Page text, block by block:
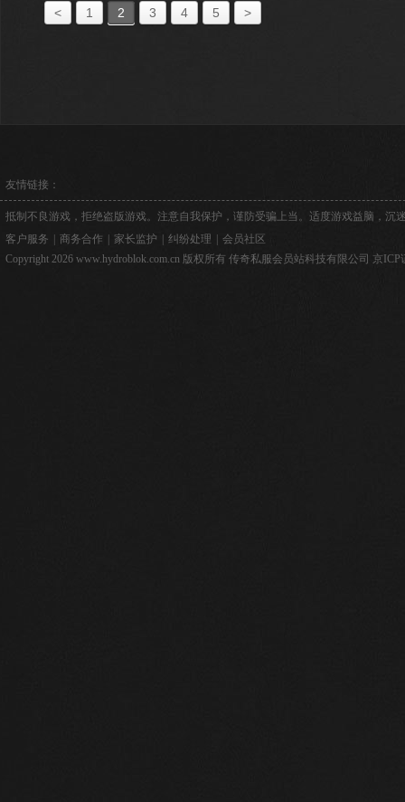
< 1 2 3 4 5 >
友情链接：
抵制不良游戏，拒绝盗版游戏。注意自我保护，谨防受骗上当。适度游戏益脑，沉
客户服务
商务合作 家长监护 纠纷处理
会员社区
Copyright 2026 www.hydroblok.com.cn 版权所有 传奇私服会员站科技有限公司 京ICP